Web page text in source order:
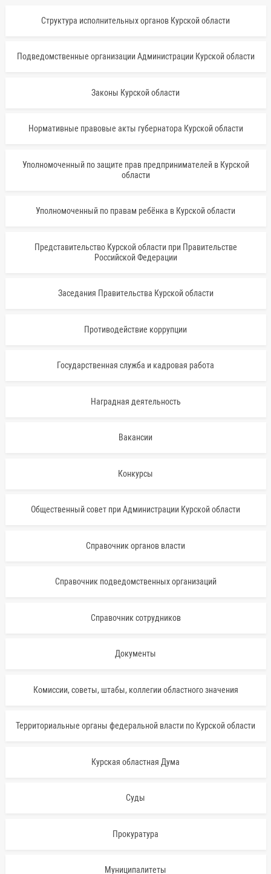
Структура исполнительных органов Курской области
Подведомственные организации Администрации Курской области
Законы Курской области
Нормативные правовые акты губернатора Курской области
Уполномоченный по защите прав предпринимателей в Курской
области
Уполномоченный по правам ребёнка в Курской области
Представительство Курской области при Правительстве
Российской Федерации
Заседания Правительства Курской области
Противодействие коррупции
Государственная служба и кадровая работа
Наградная деятельность
Вакансии
Конкурсы
Общественный совет при Администрации Курской области
Справочник органов власти
Справочник подведомственных организаций
Справочник сотрудников
Документы
Комиссии, советы, штабы, коллегии областного значения
Территориальные органы федеральной власти по Курской области
Курская областная Дума
Суды
Прокуратура
Муниципалитеты